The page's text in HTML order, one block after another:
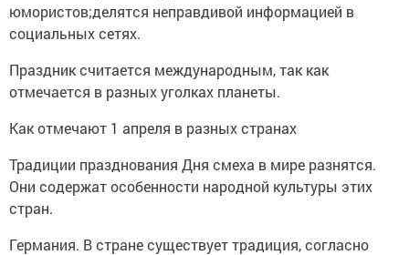
юмористов;делятся неправдивой информацией в
социальных сетях.
Праздник считается международным, так как
отмечается в разных уголках планеты.
Как отмечают 1 апреля в разных странах
Традиции празднования Дня смеха в мире разнятся.
Они содержат особенности народной культуры этих
стран.
Германия. В стране существует традиция, согласно